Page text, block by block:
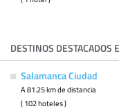
DESTINOS DESTACADOS
Salamanca Ciudad
A 81.25 km de distancia
( 102 hoteles )